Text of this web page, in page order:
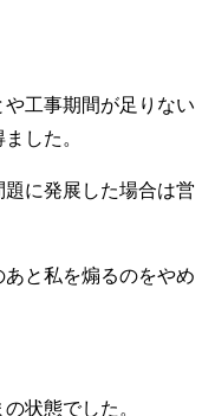
工事期間が足りない
した。
に発展した場合は営
と私を煽るのをやめ
状態でした。